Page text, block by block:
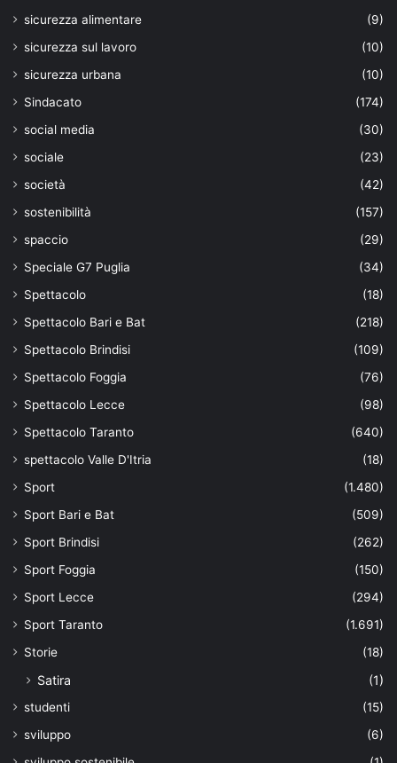
sicurezza alimentare
(9)
sicurezza sul lavoro
(10)
sicurezza urbana
(10)
Sindacato
(174)
social media
(30)
sociale
(23)
società
(42)
sostenibilità
(157)
spaccio
(29)
Speciale G7 Puglia
(34)
Spettacolo
(18)
Spettacolo Bari e Bat
(218)
Spettacolo Brindisi
(109)
Spettacolo Foggia
(76)
Spettacolo Lecce
(98)
Spettacolo Taranto
(640)
spettacolo Valle D'Itria
(18)
Sport
(1.480)
Sport Bari e Bat
(509)
Sport Brindisi
(262)
Sport Foggia
(150)
Sport Lecce
(294)
Sport Taranto
(1.691)
Storie
(18)
Satira (1)
studenti
(15)
sviluppo
(6)